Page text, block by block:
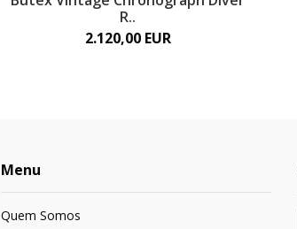
R..
2.120,00 EUR
Menu
Quem Somos